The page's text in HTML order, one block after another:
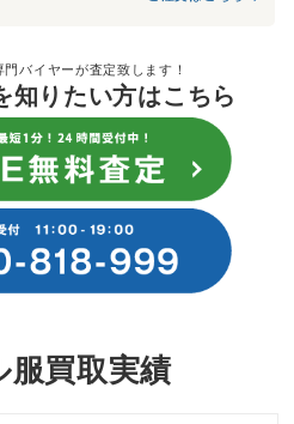
バイヤーが査定致します！
知りたい方はこちら
服買取実績